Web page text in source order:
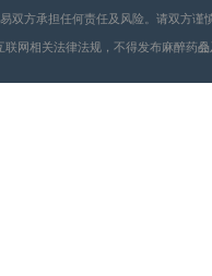
双方承担任何责任及风险。请双方
会
网相关法律法规，不得发布麻醉药